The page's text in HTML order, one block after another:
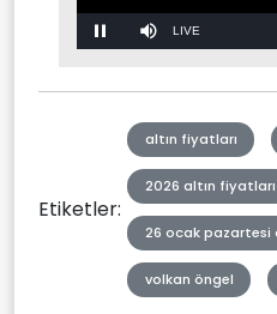
Pause Mute Stream
LIVE
Etiketler:
altın fiyatları
2026 altın fiyatları
26 ocak pazartesi
volkan öngel